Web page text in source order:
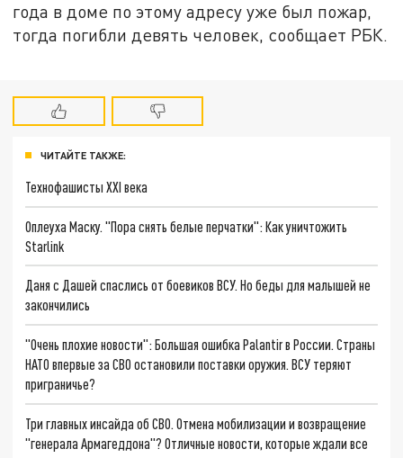
года в доме по этому адресу уже был пожар,
тогда погибли девять человек, сообщает РБК.
ЧИТАЙТЕ ТАКЖЕ:
Технофашисты XXI века
Оплеуха Маску. "Пора снять белые перчатки": Как уничтожить
Starlink
Даня с Дашей спаслись от боевиков ВСУ. Но беды для малышей не
закончились
"Очень плохие новости": Большая ошибка Palantir в России. Страны
НАТО впервые за СВО остановили поставки оружия. ВСУ теряют
приграничье?
Три главных инсайда об СВО. Отмена мобилизации и возвращение
"генерала Армагеддона"? Отличные новости, которые ждали все